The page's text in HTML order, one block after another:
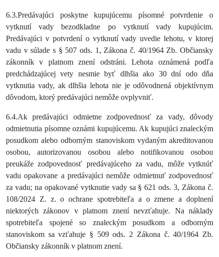
6.3.Predávajúci poskytne kupujúcemu písomné potvrdenie o
vytknutí vady bezodkladne po vytknutí vady kupujúcim.
Predávajúci v potvrdení o vytknutí vady uvedie lehotu, v ktorej
vadu v súlade s § 507 ods. 1, Zákona č. 40/1964 Zb. Občiansky
zákonník v platnom znení odstráni. Lehota oznámená podľa
predchádzajúcej vety nesmie byť dlhšia ako 30 dní odo dňa
vytknutia vady, ak dlhšia lehota nie je odôvodnená objektívnym
dôvodom, ktorý predávajúci nemôže ovplyvniť.
6.4.Ak predávajúci odmietne zodpovednosť za vady, dôvody
odmietnutia písomne oznámi kupujúcemu. Ak kupujúci znaleckým
posudkom alebo odborným stanoviskom vydaným akreditovanou
osobou, autorizovanou osobou alebo notifikovanou osobou
preukáže zodpovednosť predávajúceho za vadu, môže vytknúť
vadu opakovane a predávajúci nemôže odmietnuť zodpovednosť
za vadu; na opakované vytknutie vady sa § 621 ods. 3, Zákona č.
108/2024 Z. z. o ochrane spotrebiteľa a o zmene a doplnení
niektorých zákonov v platnom znení nevzťahuje. Na náklady
spotrebiteľa spojené so znaleckým posudkom a odborným
stanoviskom sa vzťahuje § 509 ods. 2 Zákona č. 40/1964 Zb.
Občiansky zákonník v platnom znení.